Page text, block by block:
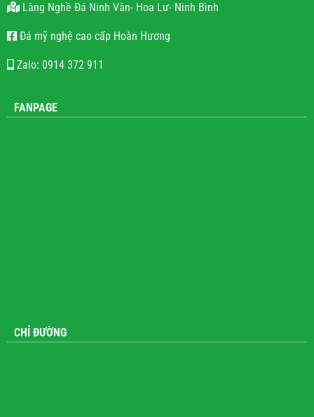
Làng Nghề Đá Ninh Vân- Hoa Lư- Ninh Bình
Đá mỹ nghệ cao cấp Hoàn Hương
Zalo: 0914 372 911
FANPAGE
CHỈ ĐƯỜNG